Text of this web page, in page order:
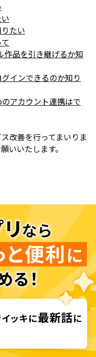
たい
作品を引き継げるか知
インできるのか知り
アカウント連携はで
改善を行ってまいりま
いいたします。